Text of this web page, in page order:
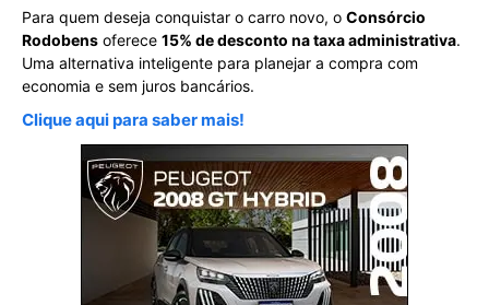
Para quem deseja conquistar o carro novo, o Consórcio
Rodobens oferece 15% de desconto na taxa administrativa.
Uma alternativa inteligente para planejar a compra com
economia e sem juros bancários.
Clique aqui para saber mais!